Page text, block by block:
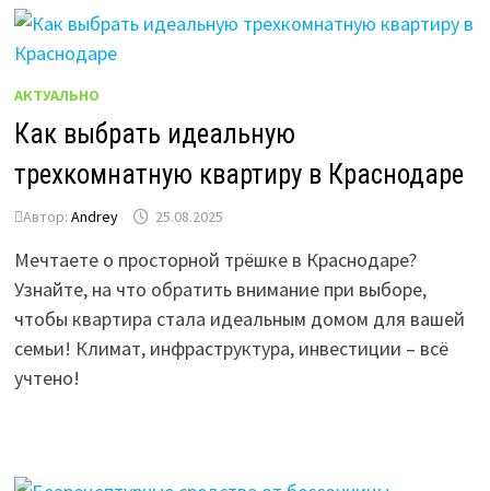
АКТУАЛЬНО
Как выбрать идеальную
трехкомнатную квартиру в Краснодаре
Автор:Andrey 25.08.2025
Мечтаете о просторной трёшке в Краснодаре?
Узнайте, на что обратить внимание при выборе,
чтобы квартира стала идеальным домом для вашей
семьи! Климат, инфраструктура, инвестиции – всё
учтено!